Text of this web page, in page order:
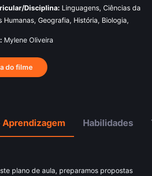
Disciplina: Linguagens, Ciências da
Humanas, Geografia, História, Biologia,
Mylene Oliveira
do filme
Aprendizagem Habilidades
plano de aula, preparamos propostas